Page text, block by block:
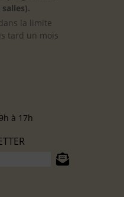
la limite
tard un mois
à 17h